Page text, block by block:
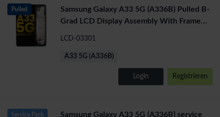
Pulled
Samsung Galaxy A33 5G (A336B) Pulled B-
Grad LCD Display Assembly With Frame
LCD-03301
A33 5G (A336B)
Login Registrieren
Service Pack
Samsung Galaxy A33 5G (A336B) service